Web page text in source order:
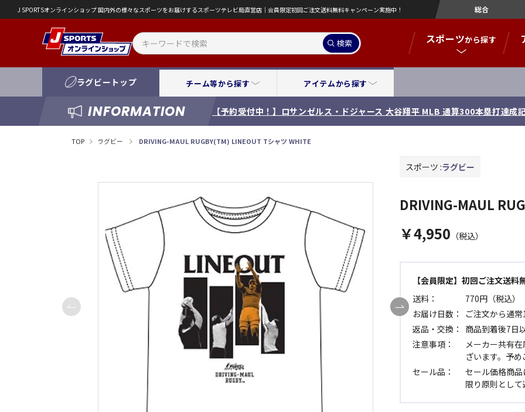
J SPORTSオンラインショップ 国内外の様々なスポーツをお届けするスポーツテレビ局直営店｜会員限定初回ご注文送料無料キャンペーン実施中！ 総合
検索 スポーツから探す
ラグビートップ チーム等から探す アイテムから探す
INFORMATION 【予約受付中！】ロサンゼルス・ドジャース 大谷翔平 MLB 通算300本塁打達成
TOP ラグビー DRIVING-MAUL RUGBY(TM) LINEOUT Tシャツ WHITE
スポーツ :ラグビー
DRIVING-MAUL
￥4,950 （税込）
【会員限定】初回ご注文送料
送料：
770円（税込）
お届け日数：
ご注文から通
返品・交換：
商品到着後7日
注意事項：
メーカー共有
ざいます。予め
セール品：
セール価格商
限り原則として